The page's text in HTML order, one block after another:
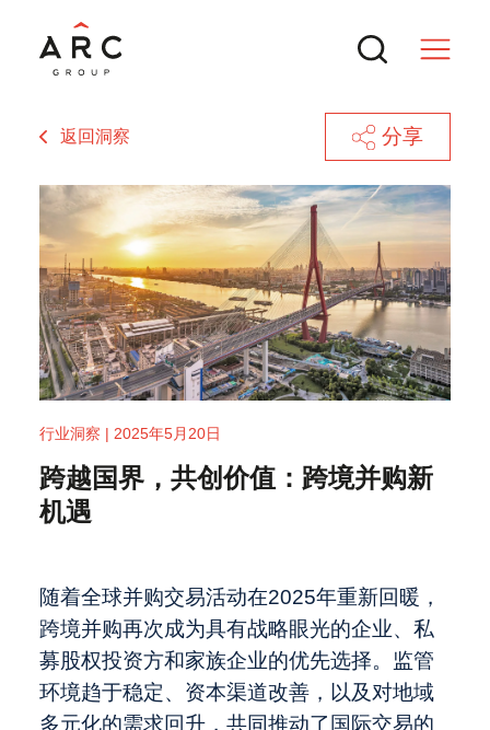
服务
交易
新闻与行业洞察
联系方式
关于我们
热门搜索
ARC 集团参与MTT Shipping and
Logistics Bhd.（BURSA: MTTSL）
IPO
企业重金投入AI却增效慢：组织重构是
转型的核心
境外上市备案新规全解：中国证监会最
素，看中国美妆全球化升级
关于麦芽与麦芽制造商的一切：在你打
开冰啤酒之前的故事
2025年，SPAC重振旗鼓
ARC集团荣膺2025亚洲咨询行业领军
者，综合实力获权威认可
中国大卖场行业的发展与变革
返回洞察 分享
行业洞察 | 2025年5月20日
跨越国界，共创价值：跨境并购新
机遇
随着全球并购交易活动在2025年重新回暖，
跨境并购再次成为具有战略眼光的企业、私
募股权投资方和家族企业的优先选择。监管
环境趋于稳定、资本渠道改善，以及对地域
多元化的需求回升，共同推动了国际交易的